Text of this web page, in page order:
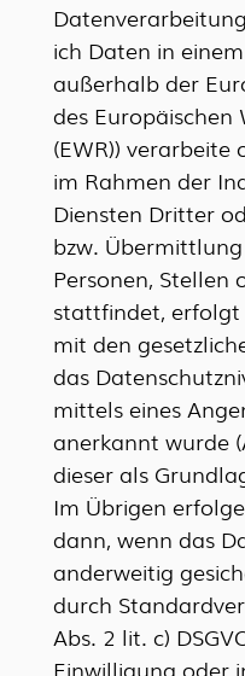
ich Daten in
außerhalb der
des
(EWR))
im Rahmen der
Diensten Dritter
bzw.
Personen, Stellen
stattfindet, erfolgt
mit den
das
mittels eines
anerkannt wurde
dieser als
Im Übrigen
dann, wenn das
anderweitig
durch
Abs. 2 lit. c)
Einwilligung oder